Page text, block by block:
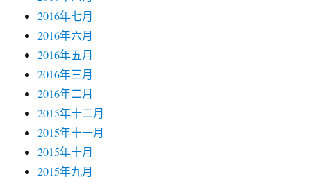
2016年七月
2016年六月
2016年五月
2016年三月
2016年二月
2015年十二月
2015年十一月
2015年十月
2015年九月